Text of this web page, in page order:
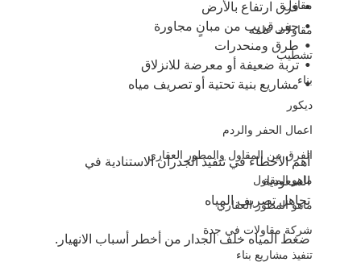
مقاول
مقاولات عامه
تشطيب
بناء
ديكور
اعمال الحفر والردم
الفرق بين المقاول والمطور العقاري
ماهو المقاول
ماهو المطور العقاري
شركة مقاولات في جدة
تنفيذ مشاريع بناء
•⁠  ⁠فرق ارتفاع بالأرض
•⁠  ⁠حفر قريب من مبانٍ مجاورة
•⁠  ⁠طرق ومنحدرات
•⁠  ⁠تربة ضعيفة أو معرضة للانزلاق
•⁠  ⁠مشاريع بنية تحتية أو تصريف مياه
أهم الأخطاء في تنفيذ الجدران الاستنادية في
السعودية
تجاهل تصريف المياه
ضغط المياه خلف الجدار من أخطر أسباب الانهيار.